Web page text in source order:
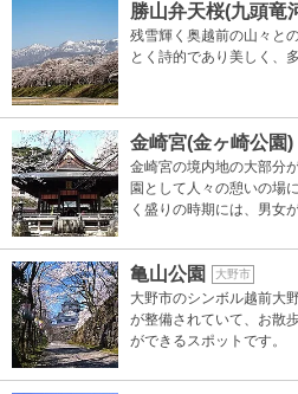
勝山弁天桜(九頭竜
残雪輝く奥越前の山々と
とく詩的であり美しく、
金崎宮(金ヶ崎公園)
金崎宮の境内地の大部分
園として人々の憩いの場
く盛りの時期には、男女
亀山公園 大野市
大野市のシンボル越前大
が整備されていて、お散
ができるスポットです。